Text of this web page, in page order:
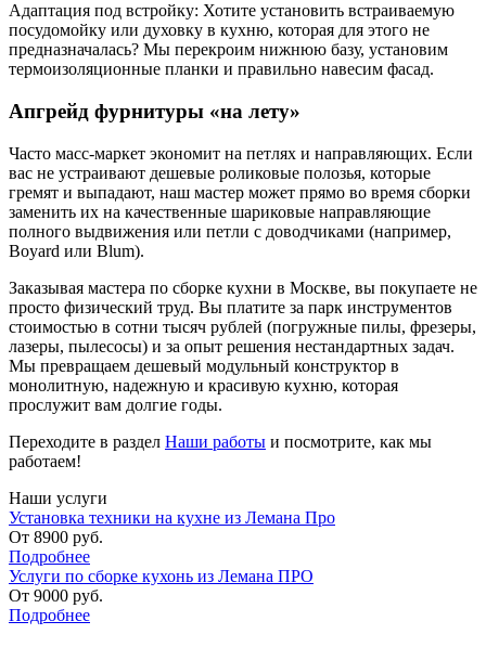
Адаптация под встройку: Хотите установить встраиваемую
посудомойку или духовку в кухню, которая для этого не
предназначалась? Мы перекроим нижнюю базу, установим
термоизоляционные планки и правильно навесим фасад.
Апгрейд фурнитуры «на лету»
Часто масс-маркет экономит на петлях и направляющих. Если
вас не устраивают дешевые роликовые полозья, которые
гремят и выпадают, наш мастер может прямо во время сборки
заменить их на качественные шариковые направляющие
полного выдвижения или петли с доводчиками (например,
Boyard или Blum).
Заказывая мастера по сборке кухни в Москве, вы покупаете не
просто физический труд. Вы платите за парк инструментов
стоимостью в сотни тысяч рублей (погружные пилы, фрезеры,
лазеры, пылесосы) и за опыт решения нестандартных задач.
Мы превращаем дешевый модульный конструктор в
монолитную, надежную и красивую кухню, которая
прослужит вам долгие годы.
Переходите в раздел Наши работы и посмотрите, как мы
работаем!
Наши услуги
Установка техники на кухне из Лемана Про
От 8900 руб.
Подробнее
Услуги по сборке кухонь из Лемана ПРО
От 9000 руб.
Подробнее